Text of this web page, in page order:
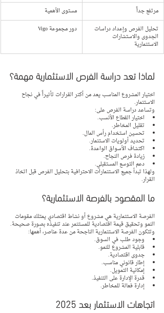
مستوى الأهمية
مرتفع جداً
دور مجموعة Vigo
تحليل الفرص وإعداد دراسات
الجدوى والاستشارات
الاستثمارية
لماذا تعد دراسة الفرص الاستثمارية مهمة؟
اختيار المشروع المناسب يعد من أكثر القرارات تأثيراً في نجاح
الاستثمار.
وتساعد دراسة الفرص على:
اختيار القطاع الأنسب.
تقليل المخاطر.
تحسين استخدام رأس المال.
تحديد أولويات الاستثمار.
اكتشاف الأسواق الواعدة.
زيادة فرص النجاح.
دعم التوسع المستقبلي.
ولهذا تبدأ جميع الاستثمارات الاحترافية بتحليل الفرص قبل اتخاذ
القرار.
ما المقصود بالفرصة الاستثمارية؟
الفرصة الاستثمارية هي مشروع أو نشاط اقتصادي يمتلك مقومات
النمو وتحقيق قيمة اقتصادية للمستثمر عند تنفيذه بصورة صحيحة.
وتتكون الفرصة الاستثمارية الناجحة من عدة عناصر، أهمها:
وجود طلب في السوق.
قابلية المشروع للنمو.
جدوى اقتصادية.
إطار قانوني مناسب.
إمكانية التمويل.
قدرة الإدارة على التنفيذ.
إدارة فعالة للمخاطر.
اتجاهات الاستثمار بعد 2025